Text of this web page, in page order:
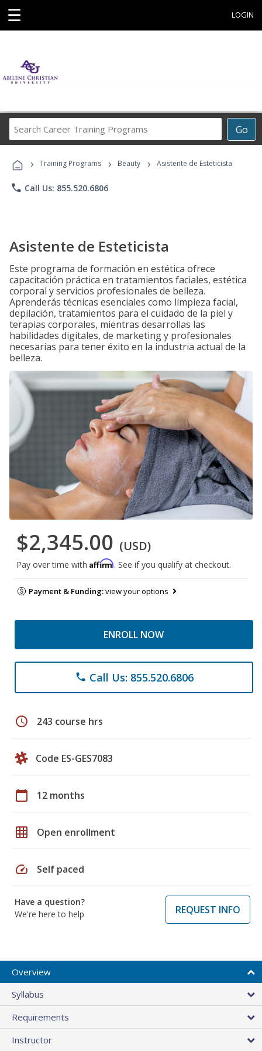
☰ LOGIN
Go
Career
Programs
› Training Programs › Beauty › Asistente de Esteticista
phone Call Us: 855.520.6806
Asistente de Esteticista
Este programa de formación en estética ofrece
capacitación práctica en tratamientos faciales, estética
corporal y servicios profesionales de belleza.
Aprenderás técnicas esenciales como limpieza facial,
depilación, tratamientos para el cuidado de la piel y
terapias corporales, mientras desarrollas las
habilidades digitales, de marketing y profesionales
necesarias para tener éxito en la industria actual de la
belleza.
$2,345.00 (USD)
Pay over time with Affirm. See if you qualify at checkout.
Payment & Funding:view your options
ENROLL NOW
phone Call Us: 855.520.6806
schedule 243 course hrs
Code ES-GES7083
calendar_today 12 months
grid_on Open enrollment
speed Self paced
Have a question?
We're here to help
REQUEST INFO
Overview
Syllabus
Requirements
Instructor